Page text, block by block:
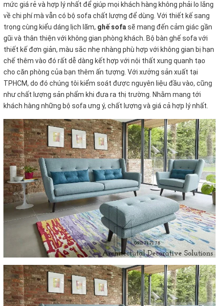
mức giá rẻ và hợp lý nhất để giúp mọi khách hàng không phải lo lắng
về chi phí mà vẫn có bộ sofa chất lượng để dùng. Với thiết kế sang
trọng cùng kiểu dáng lịch lãm, ghế sofasẽ mang đến cảm giác gần
gũi và thân thiện với không gian phòng khách. Bộ bàn ghế sofa với
thiết kế đơn giản, màu sắc nhẹ nhàng phù hợp với không gian bị hạn
chế thêm vào đó rất dễ dàng kết hợp với nội thất xung quanh tạo
cho căn phòng của bạn thêm ấn tượng. Với xưởng sản xuất tại
TPHCM, do đó chúng tôi kiểm soát được nguyên liệu đầu vào, cũng
như chất lượng sản phẩm khi đưa ra thị trường. Nhằm mang tới
khách hàng những bộ sofa ưng ý, chất lượng và giá cả hợp lý nhất.